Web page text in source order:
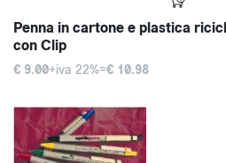
Penna in cartone e plastica
con Clip
€ 9.00+iva 22%=€ 10.98